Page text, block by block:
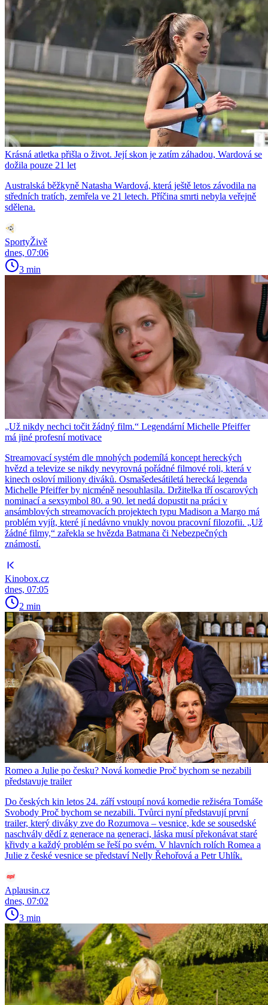
Krásná atletka přišla o život. Její skon je zatím záhadou, Wardová se
dožila pouze 21 let
Australská běžkyně Natasha Wardová, která ještě letos závodila na
středních tratích, zemřela ve 21 letech. Příčina smrti nebyla veřejně
sdělena.
SportyŽivě
dnes, 07:06
3 min
„Už nikdy nechci točit žádný film.“ Legendární Michelle Pfeiffer
má jiné profesní motivace
Streamovací systém dle mnohých podemílá koncept hereckých
hvězd a televize se nikdy nevyrovná pořádné filmové roli, která v
kinech osloví miliony diváků. Osmašedesátiletá herecká legenda
Michelle Pfeiffer by nicméně nesouhlasila. Držitelka tří oscarových
nominací a sexsymbol 80. a 90. let nedá dopustit na práci v
ansámblových streamovacích projektech typu Madison a Margo má
problém vyjít, které jí nedávno vnukly novou pracovní filozofii. „Už
žádné filmy,“ zařekla se hvězda Batmana či Nebezpečných
známostí.
Kinobox.cz
dnes, 07:05
2 min
Romeo a Julie po česku? Nová komedie Proč bychom se nezabili
představuje trailer
Do českých kin letos 24. září vstoupí nová komedie režiséra Tomáše
Svobody Proč bychom se nezabili. Tvůrci nyní představují první
trailer, který diváky zve do Rozumova – vesnice, kde se sousedské
naschvály dědí z generace na generaci, láska musí překonávat staré
křivdy a každý problém se řeší po svém. V hlavních rolích Romea a
Julie z české vesnice se představí Nelly Řehořová a Petr Uhlík.
Aplausin.cz
dnes, 07:02
3 min